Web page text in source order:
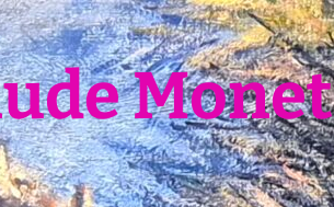
Monet